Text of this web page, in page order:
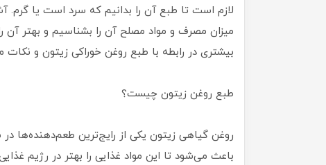
لازم است تا طبع آن را بدانیم که سرد است یا
میزان مصرف و مواد مصلح آن را بشناسیم و بهتر آن
بیشتری در رابطه با طبع روغن خوراکی زیتون و نکات
طبع روغن زیتون چیست؟
روغن گیاهی زیتون یکی از رایج‌ترین طعم‌دهنده‌ها
باعث می‌شود تا این مواد غذایی را بهتر در رژیم